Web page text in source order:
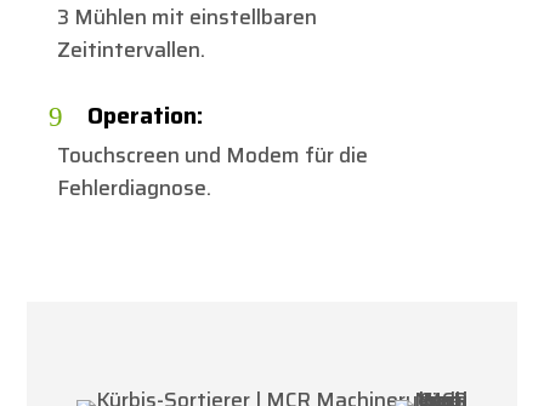
3 Mühlen mit einstellbaren
Zeitintervallen.
9 Operation:
Touchscreen und Modem für die
Fehlerdiagnose.